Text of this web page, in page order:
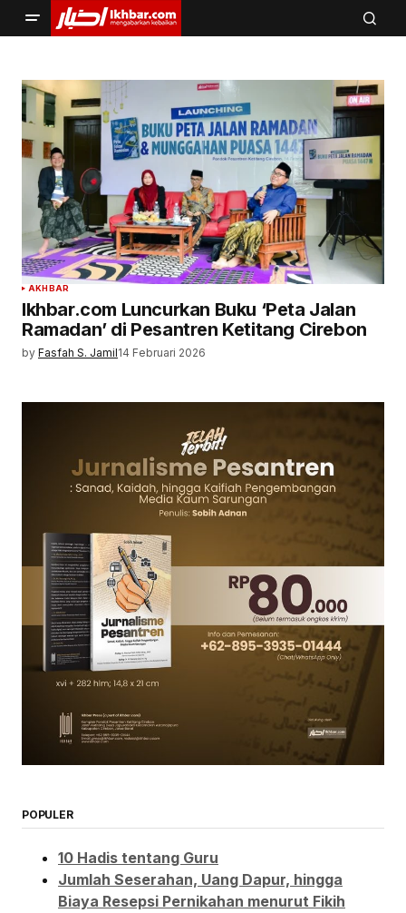
AKHBAR
Ikhbar.com Luncurkan Buku ‘Peta Jalan
Ramadan’ di Pesantren Ketitang Cirebon
by Fasfah S. Jamil14 Februari 2026
POPULER
10 Hadis tentang Guru
Jumlah Seserahan, Uang Dapur, hingga
Biaya Resepsi Pernikahan menurut Fikih